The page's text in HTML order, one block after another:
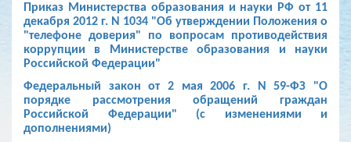
Приказ Министерства образования и науки РФ от 11
декабря 2012 г. N 1034 "Об утверждении Положения о
"телефоне доверия" по вопросам противодействия
коррупции в Министерстве образования и науки
Российской Федерации"
Федеральный закон от 2 мая 2006 г. N 59-ФЗ "О
порядке рассмотрения обращений граждан
Российской Федерации" (с изменениями и
дополнениями)